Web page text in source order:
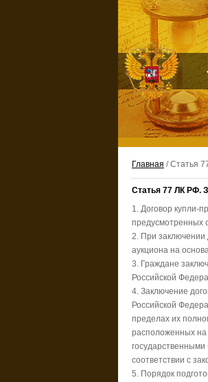
Главная / Статья
Статья 77 ЛК РФ.
1. Договор купли-
предусмотренных
2. При заключении
аукциона на
3. Граждане
Российской
4. Заключение
Российской
пределах их
расположенных на
соответствии с
5. Порядок